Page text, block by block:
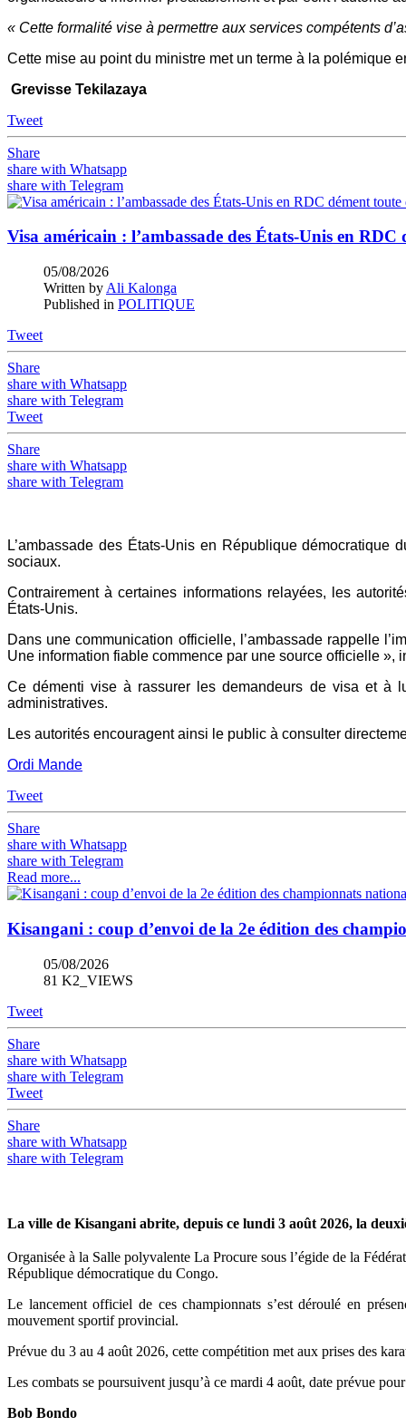
« Cette formalité vise à permettre aux services compétents
Cette mise au point du ministre met un terme à la polémique
Grevisse Tekilazaya
Tweet
Share
share with Whatsapp
share with Telegram
Visa américain : l’ambassade des États-Unis en
05/08/2026
Written by Ali Kalonga
Published in POLITIQUE
Tweet
Share
share with Whatsapp
share with Telegram
Tweet
Share
share with Whatsapp
share with Telegram
L’ambassade des États-Unis en République
sociaux.
Contrairement à certaines informations relayées, les
États-Unis.
Dans une communication officielle, l’ambassade rappelle
Une information fiable commence par une source officielle »,
Ce démenti vise à rassurer les demandeurs de visa et à
administratives.
Les autorités encouragent ainsi le public à consulter
Ordi Mande
Tweet
Share
share with Whatsapp
share with Telegram
Read more...
Kisangani : coup d’envoi de la 2e édition des
05/08/2026
81 K2_VIEWS
Tweet
Share
share with Whatsapp
share with Telegram
Tweet
Share
share with Whatsapp
share with Telegram
La ville de Kisangani abrite, depuis ce lundi 3 août 2026, la
Organisée à la Salle polyvalente La Procure sous l’égide de la
République démocratique du Congo.
Le lancement officiel de ces championnats s’est déroulé en
mouvement sportif provincial.
Prévue du 3 au 4 août 2026, cette compétition met aux prises des
Les combats se poursuivent jusqu’à ce mardi 4 août, date prévue
Bob Bondo